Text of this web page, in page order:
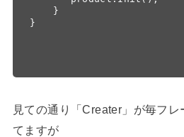
}
見ての通り「Creater」が毎フ
てますが